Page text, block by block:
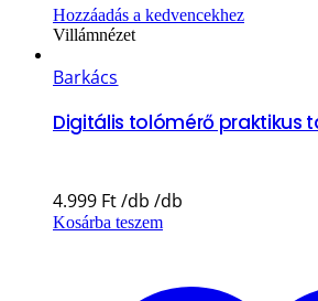
Hozzáadás a kedvencekhez
Villámnézet
Barkács
Digitális tolómérő praktikus
4.999 Ft
Kosárba teszem